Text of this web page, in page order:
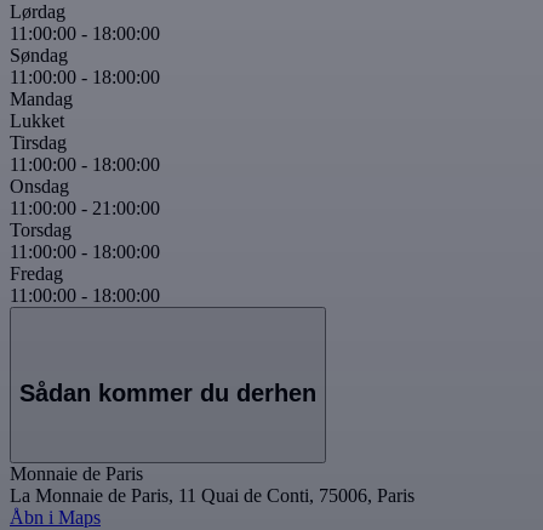
Lørdag
11:00:00 - 18:00:00
Søndag
11:00:00 - 18:00:00
Mandag
Lukket
Tirsdag
11:00:00 - 18:00:00
Onsdag
11:00:00 - 21:00:00
Torsdag
11:00:00 - 18:00:00
Fredag
11:00:00 - 18:00:00
Sådan kommer du derhen
Monnaie de Paris
La Monnaie de Paris, 11 Quai de Conti, 75006, Paris
Åbn i Maps